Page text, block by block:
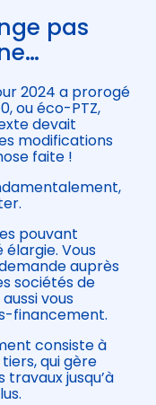
pas
2024 a prorogé
ou éco-PTZ,
devait
modifications
faite !
pouvant
Vous
auprès
sociétés de
vous
financement.
consiste à
qui gère
jusqu’à